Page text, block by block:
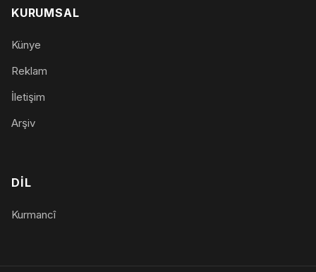
KURUMSAL
Künye
Reklam
İletişim
Arşiv
DIL
Kurmancî